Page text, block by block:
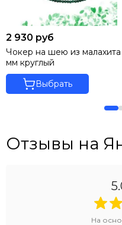
2 930 руб
Чокер на шею из
мм круглый
Выбрать
Отзывы на
На